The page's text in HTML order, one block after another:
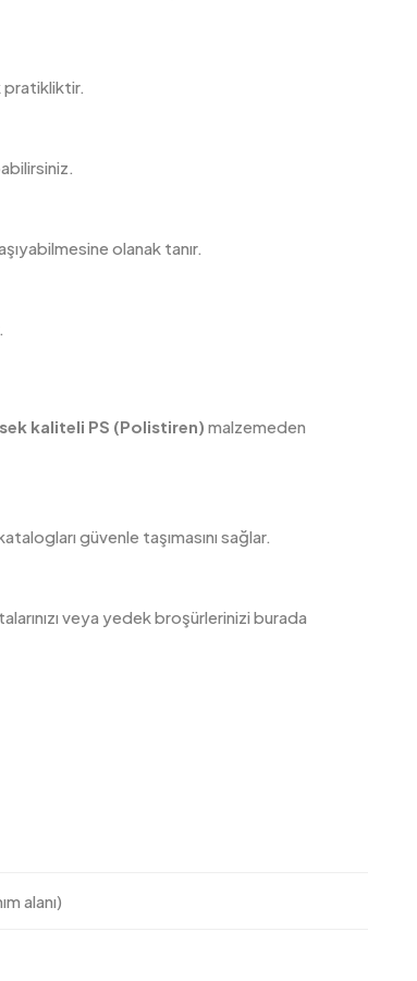
pratikliktir.
olanak tanır.
kaliteli PS (Polistiren) malzemeden
güvenle taşımasını sağlar.
veya yedek broşürlerinizi burada
alanı)